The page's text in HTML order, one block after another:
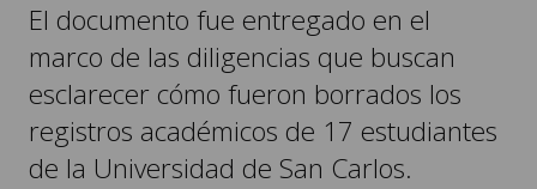
El documento fue entregado en el
marco de las diligencias que buscan
esclarecer cómo fueron borrados los
registros académicos de 17 estudiantes
de la Universidad de San Carlos.